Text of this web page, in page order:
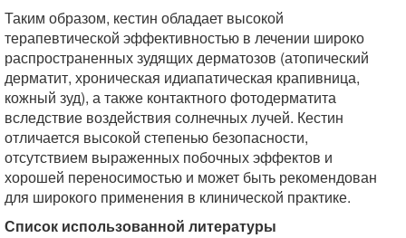
Таким образом, кестин обладает высокой
терапевтической эффективностью в лечении широко
распространенных зудящих дерматозов (атопический
дерматит, хроническая идиапатическая крапивница,
кожный зуд), а также контактного фотодерматита
вследствие воздействия солнечных лучей. Кестин
отличается высокой степенью безопасности,
отсутствием выраженных побочных эффектов и
хорошей переносимостью и может быть рекомендован
для широкого применения в клинической практике.
Список использованной литературы